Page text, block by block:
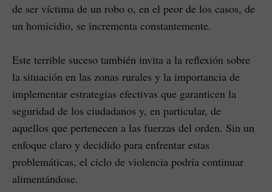
de ser víctima de un robo o, en el peor de los casos, de
un homicidio, se incrementa constantemente.
Este terrible suceso también invita a la reflexión sobre
la situación en las zonas rurales y la importancia de
implementar estrategias efectivas que garanticen la
seguridad de los ciudadanos y, en particular, de
aquellos que pertenecen a las fuerzas del orden. Sin un
enfoque claro y decidido para enfrentar estas
problemáticas, el ciclo de violencia podría continuar
alimentándose.